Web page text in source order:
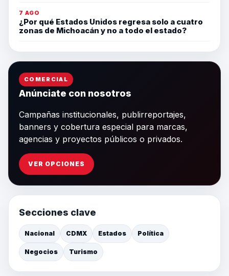
7 AGO
¿Por qué Estados Unidos regresa solo a cuatro
zonas de Michoacán y no a todo el estado?
COMERCIAL
Anúnciate con nosotros
Campañas institucionales, publirreportajes,
banners y cobertura especial para marcas,
agencias y proyectos públicos o privados.
VER OPCIONES
Secciones clave
Nacional CDMX Estados Política
Negocios Turismo